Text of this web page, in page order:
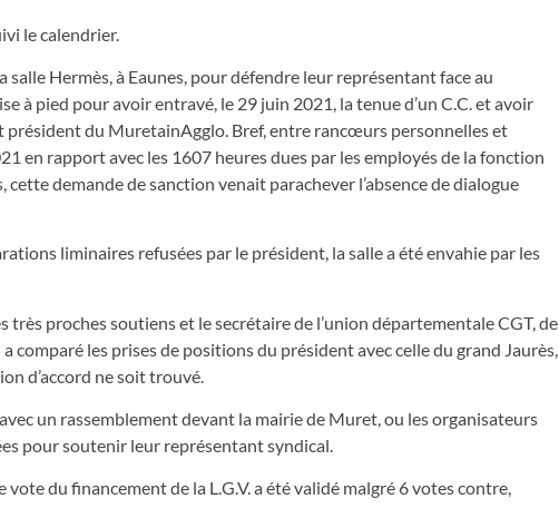
le calendrier.
Hermès, à Eaunes, pour défendre leur représentant face au
à pied pour avoir entravé, le 29 juin 2021, la tenue d’un C.C. et avoir
président du MuretainAgglo. Bref, entre rancœurs personnelles et
en rapport avec les 1607 heures dues par les employés de la fonction
demande de sanction venait parachever l’absence de dialogue
liminaires refusées par le président, la salle a été envahie par les
proches soutiens et le secrétaire de l’union départementale CGT, de
comparé les prises de positions du président avec celle du grand Jaurès,
d’accord ne soit trouvé.
un rassemblement devant la mairie de Muret, ou les organisateurs
pour soutenir leur représentant syndical.
du financement de la L.G.V. a été validé malgré 6 votes contre,